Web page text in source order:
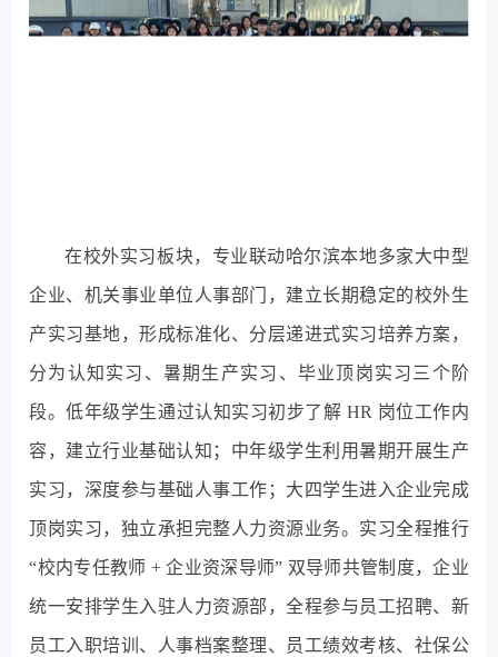
在校外实习板块，专业联动哈尔滨本地多家大中型
企业、机关事业单位人事部门，建立长期稳定的校外生
产实习基地，形成标准化、分层递进式实习培养方案，
分为认知实习、暑期生产实习、毕业顶岗实习三个阶
段。低年级学生通过认知实习初步了解 HR 岗位工作内
容，建立行业基础认知；中年级学生利用暑期开展生产
实习，深度参与基础人事工作；大四学生进入企业完成
顶岗实习，独立承担完整人力资源业务。实习全程推行
“校内专任教师 + 企业资深导师” 双导师共管制度，企业
统一安排学生入驻人力资源部，全程参与员工招聘、新
员工入职培训、人事档案整理、员工绩效考核、社保公